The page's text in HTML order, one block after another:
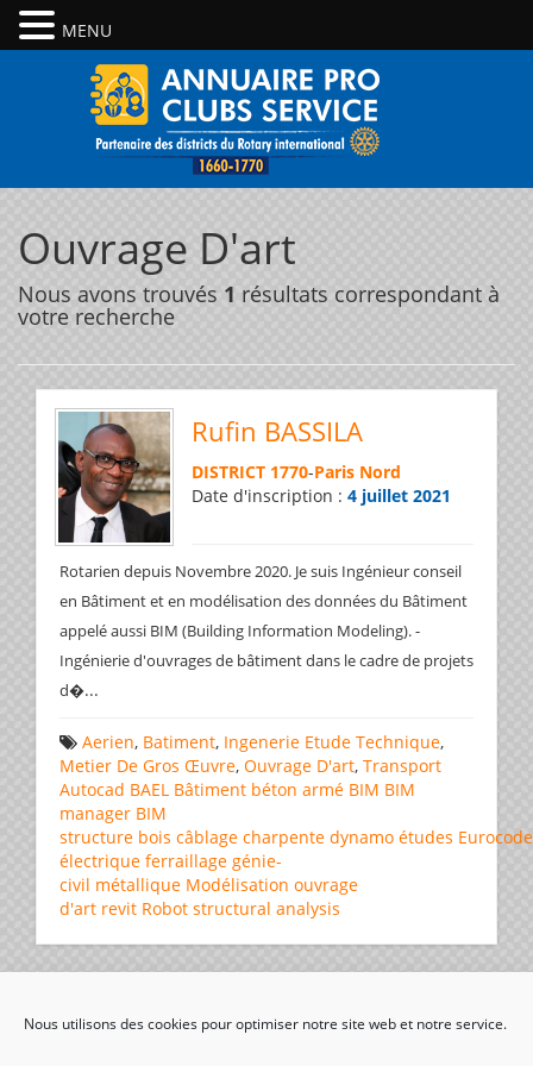
Nous utilisons des cookies pour optimiser notre site web et notre service.
Ouvrage D'art
Nous avons trouvés 1 résultats correspondant à
votre recherche
Rufin BASSILA
DISTRICT 1770-Paris Nord
Date d'inscription : 4 juillet 2021
Rotarien depuis Novembre 2020. Je suis Ingénieur conseil
en Bâtiment et en modélisation des données du Bâtiment
appelé aussi BIM (Building Information Modeling). -
Ingénierie d'ouvrages de bâtiment dans le cadre de projets
d�...
Aerien, Batiment, Ingenerie Etude Technique,
Metier De Gros Œuvre, Ouvrage D'art, Transport
Autocad BAEL Bâtiment béton armé BIM BIM
manager BIM
structure bois câblage charpente dynamo études
électrique ferraillage génie-
civil métallique Modélisation ouvrage
d'art revit Robot structural analysis
MENU